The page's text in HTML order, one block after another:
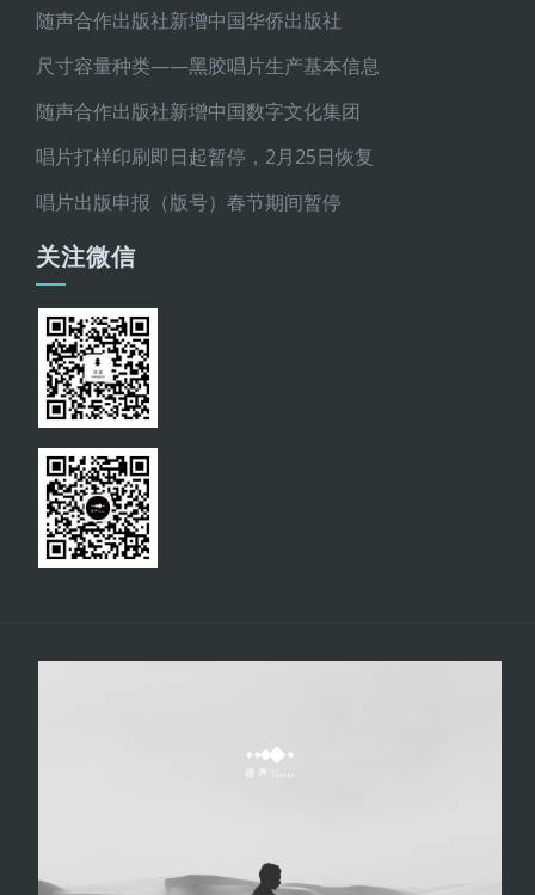
随声合作出版社新增中国华侨出版社
尺寸容量种类——黑胶唱片生产基本信息
随声合作出版社新增中国数字文化集团
唱片打样印刷即日起暂停，2月25日恢复
唱片出版申报（版号）春节期间暂停
关注微信